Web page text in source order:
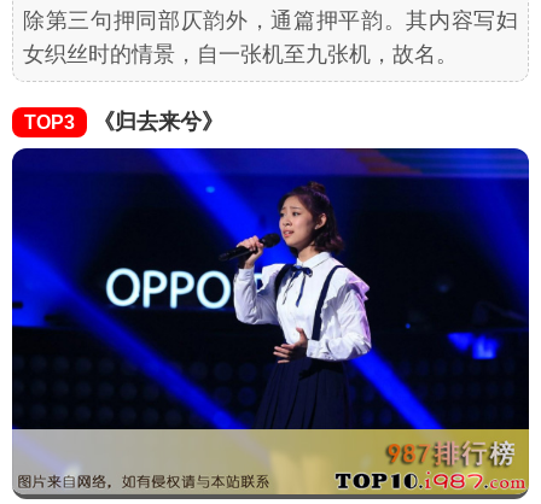
除第三句押同部仄韵外，通篇押平韵。其内容写妇
女织丝时的情景，自一张机至九张机，故名。
TOP3 《归去来兮》